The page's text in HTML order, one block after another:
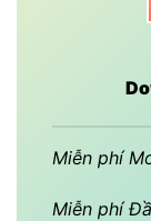
Miễn phí
Miễn phí